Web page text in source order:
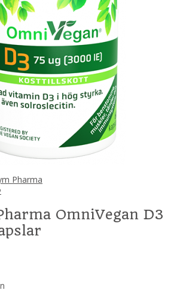
Pharma
OmniVegan D3